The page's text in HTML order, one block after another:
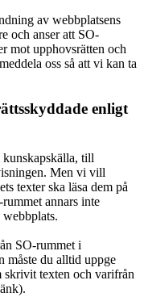
av webbplatsens
och anser att SO-
mot upphovsrätten och
oss så att vi kan ta
enligt
till
Men vi vill
texter ska läsa dem på
annars inte
SO-rummet i
måste du alltid uppge
skrivit texten och varifrån